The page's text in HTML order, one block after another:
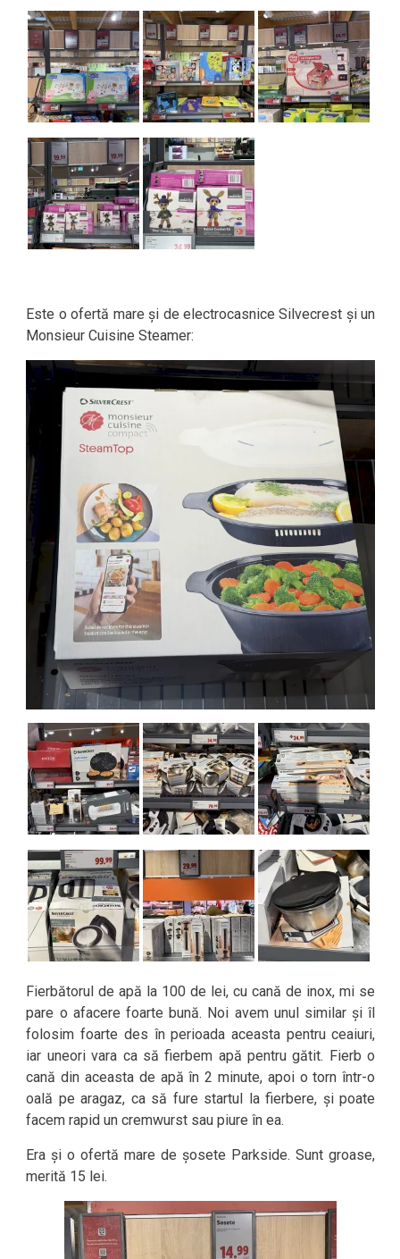
Este o ofertă mare și de electrocasnice Silvecrest și un
Monsieur Cuisine Steamer:
Fierbătorul de apă la 100 de lei, cu cană de inox, mi se
pare o afacere foarte bună. Noi avem unul similar și îl
folosim foarte des în perioada aceasta pentru ceaiuri,
iar uneori vara ca să fierbem apă pentru gătit. Fierb o
cană din aceasta de apă în 2 minute, apoi o torn într-o
oală pe aragaz, ca să fure startul la fierbere, și poate
facem rapid un cremwurst sau piure în ea.
Era și o ofertă mare de șosete Parkside. Sunt groase,
merită 15 lei.